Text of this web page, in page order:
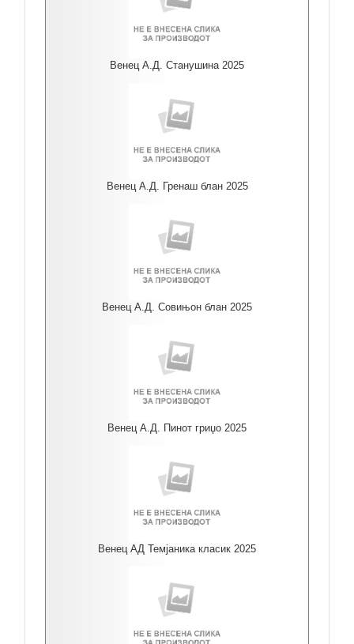
Венец А.Д. Станушина 2025
Венец А.Д. Гренаш блан 2025
Венец А.Д. Совињон блан 2025
Венец А.Д. Пинот гриџо 2025
Венец АД Темјаника класик 2025